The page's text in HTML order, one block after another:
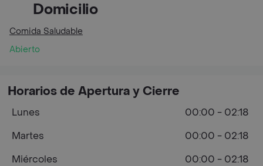
Domicilio
Comida Saludable
Abierto
Horarios de Apertura y Cierre
Lunes
00:00 - 02:18
Martes
00:00 - 02:18
Miércoles
00:00 - 02:18